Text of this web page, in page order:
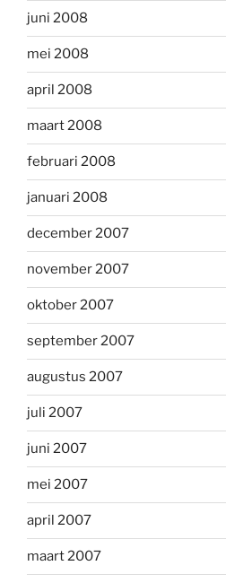
juni 2008
mei 2008
april 2008
maart 2008
februari 2008
januari 2008
december 2007
november 2007
oktober 2007
september 2007
augustus 2007
juli 2007
juni 2007
mei 2007
april 2007
maart 2007